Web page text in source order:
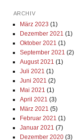
ARCHIV
März 2023 (1)
Dezember 2021 (1)
Oktober 2021 (1)
September 2021 (2)
August 2021 (1)
Juli 2021 (1)
Juni 2021 (2)
Mai 2021 (1)
April 2021 (3)
März 2021 (5)
Februar 2021 (1)
Januar 2021 (7)
Dezember 2020(3)